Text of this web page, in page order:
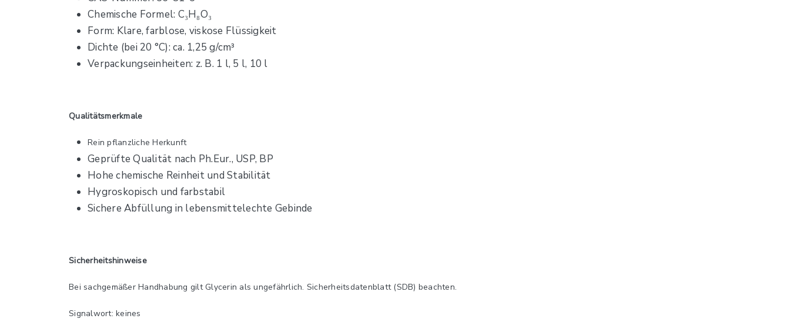
Chemische Formel: C₃H₈O₃
Form: Klare, farblose, viskose Flüssigkeit
Dichte (bei 20 °C): ca. 1,25 g/cm³
Verpackungseinheiten: z. B. 1 l, 5 l, 10 l
Qualitätsmerkmale
Rein pflanzliche Herkunft
Geprüfte Qualität nach Ph.Eur., USP, BP
Hohe chemische Reinheit und Stabilität
Hygroskopisch und farbstabil
Sichere Abfüllung in lebensmittelechte Gebinde
Sicherheitshinweise
Bei sachgemäßer Handhabung gilt Glycerin als ungefährlich. Sicherheitsdatenblatt (SDB) beachten.
Signalwort: keines